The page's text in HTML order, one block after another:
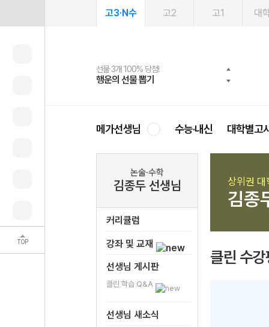
TOP
고3·N수 고2 고1 대
선물 3개 100% 당첨!
행운의 선물 뽑기
선물 100% 증정!
메가스터디 X 올리브
여름방학 스터디 캐시백
메가런 썸머스쿨
2027 러셀 단과
강사 공개선발
스마트러닝앱
설문 EVENT
메가패스
3일 무료 체험권
메가패스 수강생 무료혜택!
메가클럽 멤버십
사회공헌 캠페인
희망이룸 메가나눔
메가선생님 수능·내신 대학별고
논술·수학
김종두 선생님
커리큘럼
강좌 및 교재
선생님 게시판
클린 학습 Q&A
선생님 새소식
상위권
김종
클린 수강